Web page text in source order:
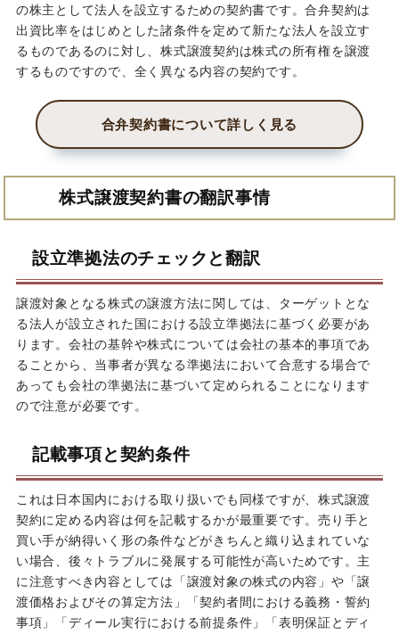
の株主として法人を設立するための契約書です。合弁契約は
出資比率をはじめとした諸条件を定めて新たな法人を設立す
るものであるのに対し、株式譲渡契約は株式の所有権を譲渡
するものですので、全く異なる内容の契約です。
合弁契約書について詳しく見る
株式譲渡契約書の翻訳事情
設立準拠法のチェックと翻訳
譲渡対象となる株式の譲渡方法に関しては、ターゲットとな
る法人が設立された国における設立準拠法に基づく必要があ
ります。会社の基幹や株式については会社の基本的事項であ
ることから、当事者が異なる準拠法において合意する場合で
あっても会社の準拠法に基づいて定められることになります
ので注意が必要です。
記載事項と契約条件
これは日本国内における取り扱いでも同様ですが、株式譲渡
契約に定める内容は何を記載するかが最重要です。売り手と
買い手が納得いく形の条件などがきちんと織り込まれていな
い場合、後々トラブルに発展する可能性が高いためです。主
に注意すべき内容としては「譲渡対象の株式の内容」や「譲
渡価格およびその算定方法」「契約者間における義務・誓約
事項」「ディール実行における前提条件」「表明保証とディ